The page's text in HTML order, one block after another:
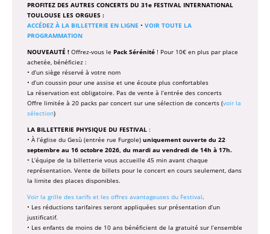
PROFITEZ DES AUTRES CONCERTS DU 31e FESTIVAL INTERNATIONAL
TOULOUSE LES ORGUES :
ACCÉDEZ À LA BILLETTERIE EN LIGNE • VOIR TOUTE LA
PROGRAMMATION
NOUVEAUTÉ !Offrez-vous le Pack Sérénité! Pour 10€ en plus par place
achetée, bénéficiez :
• d’un siège réservé à votre nom
• d’un coussin pour une assise et une écoute plus confortables
La réservation est obligatoire. Pas de vente à l’entrée des concerts
Offre limitée à 20 packs par concert sur une sélection de concerts (voir la
sélection)
LA BILLETTERIE PHYSIQUE DU FESTIVAL:
• À l’église du Gesù (entrée rue Furgole) uniquement ouverte du 22
septembre au 16 octobre 2026, du mardi au vendredi de 14h à 17h.
• L’équipe de la billetterie vous accueille 45 min avant chaque
représentation. Vente de billets pour le concert en cours seulement, dans
la limite des places disponibles.
Voir la grille des tarifs et les offres avantageuses du Festival.
• Les réductions tarifaires seront appliquées sur présentation d’un
justificatif.
• Les enfants de moins de 10 ans bénéficient de la gratuité sur l’ensemble